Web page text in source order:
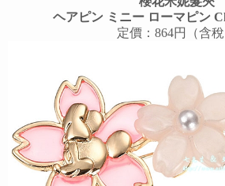
ヘアピン ミニー ローマピン
定價：864円（含稅